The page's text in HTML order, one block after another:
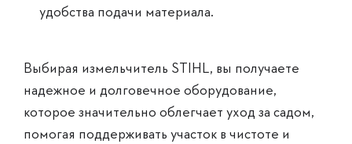
удобства подачи материала.
Выбирая измельчитель STIHL, вы получаете
надежное и долговечное оборудование,
которое значительно облегчает уход за садом,
помогая поддерживать участок в чистоте и